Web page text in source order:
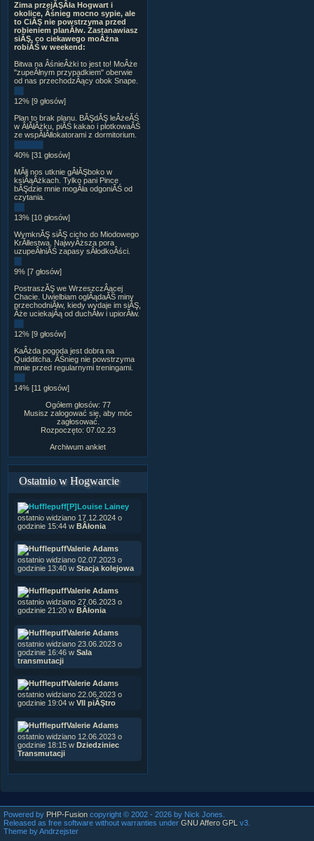
Zima przejĂŞÂła Hogwart i
okolice, Âśnieg mocno sypie, ale
to CiĂŞ nie powstrzyma przed
robieniem planĂłw. Zastanawiasz
siĂŞ, co ciekawego moÂżna
robiĂŚ w weekend:
Bitwa na ÂśnieÂżki to jest to! MoÂże
"zupeÂłnym przypadkiem" oberwie
od nas przechodzÂący obok Snape.
12% [9 głosów]
Plan to brak planu. BĂŞdĂŞ leÂżeĂŚ
w ÂłĂłÂżku, piĂŚ kakao i plotkowaĂŚ
ze wspĂłÂłlokatorami z dormitorium.
40% [31 głosów]
MĂłj nos utknie gÂłĂŞboko w
ksiÂąÂżkach. Tylko pani Pince
bĂŞdzie mnie mogÂła odgoniĂŚ od
czytania.
13% [10 głosów]
WymknĂŞ siĂŞ cicho do Miodowego
KrĂłlestwa. NajwyÂższa pora
uzupeÂłniĂŚ zapasy sÂłodkoÂści.
9% [7 głosów]
PostraszĂŞ we WrzeszczÂącej
Chacie. Uwielbiam oglÂądaĂŚ miny
przechodniĂłw, kiedy wydaje im siĂŞ,
Âże uciekajÂą od duchĂłw i upiorĂłw.
12% [9 głosów]
KaÂżda pogoda jest dobra na
Quidditcha. ÂŚnieg nie powstrzyma
mnie przed regularnymi treningami.
14% [11 głosów]
Ogółem głosów: 77
Musisz zalogować się, aby móc
zagłosować.
Rozpoczęto: 07.02.23
Archiwum ankiet
Ostatnio w Hogwarcie
[P]Louise Lainey
ostatnio widziano 17.12.2024 o
godzinie 15:44 w BÂłonia
Valerie Adams
ostatnio widziano 02.07.2023 o
godzinie 13:40 w Stacja kolejowa
Valerie Adams
ostatnio widziano 27.06.2023 o
godzinie 21:20 w BÂłonia
Valerie Adams
ostatnio widziano 23.06.2023 o
godzinie 16:46 w Sala
transmutacji
Valerie Adams
ostatnio widziano 22.06.2023 o
godzinie 19:04 w VII piĂŞtro
Valerie Adams
ostatnio widziano 12.06.2023 o
godzinie 18:15 w Dziedziniec
Transmutacji
Powered by PHP-Fusion copyright © 2002 - 2026 by Nick Jones.
Released as free software without warranties under GNU Affero GPL
v3.
Theme by Andrzejster